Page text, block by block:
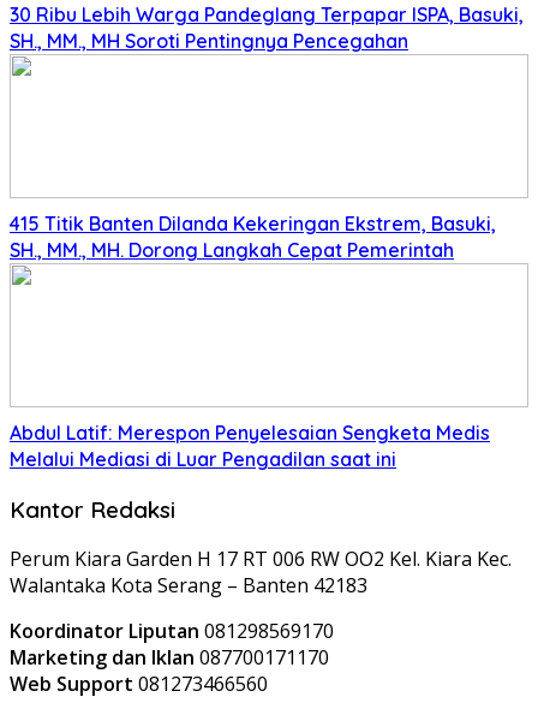
30 Ribu Lebih Warga Pandeglang Terpapar ISPA, Basuki,
SH., MM., MH Soroti Pentingnya Pencegahan
415 Titik Banten Dilanda Kekeringan Ekstrem, Basuki,
SH., MM., MH. Dorong Langkah Cepat Pemerintah
Abdul Latif: Merespon Penyelesaian Sengketa Medis
Melalui Mediasi di Luar Pengadilan saat ini
Kantor Redaksi
Perum Kiara Garden H 17 RT 006 RW OO2 Kel. Kiara Kec.
Walantaka Kota Serang – Banten 42183
Koordinator Liputan 081298569170
Marketing dan Iklan 087700171170
Web Support 081273466560